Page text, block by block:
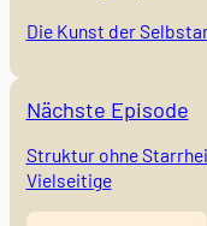
Die Kunst der
Nächste Episode
Struktur ohne
Vielseitige